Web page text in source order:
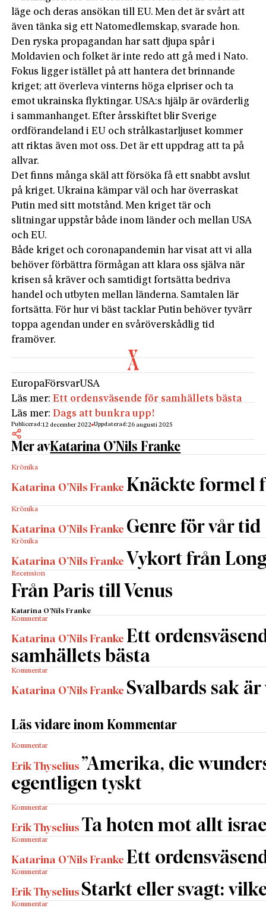
läge och deras ansökan till EU. Men det är svårt att
även tänka sig ett Natomedlemskap, svarade hon.
Den ryska propagandan har satt djupa spår i
Moldavien och folket är inte redo att gå med i Nato.
Fokus ligger istället på att hantera det brinnande
kriget; att överleva vinterns höga elpriser och ta
emot ukrainska flyktingar. USA:s hjälp är ovärderlig
i sammanhanget. Efter årsskiftet blir Sverige
ordförandeland i EU och strålkastarljuset kommer
att riktas även mot oss. Det är ett uppdrag att ta på
allvar.
Det finns många skäl att försöka få ett snabbt avslut
på kriget. Ukraina kämpar väl och har överraskat
Putin med sitt motstånd. Men kriget tär och
slitningar uppstår både inom länder och mellan USA
och EU.
Både kriget och coronapandemin har visat att vi alla
behöver förbättra förmågan att klara oss själva när
krisen så kräver och samtidigt fortsätta bedriva
handel och utbyten mellan länderna. Samtalen lär
fortsätta. För hur vi bäst tacklar Putin behöver tyvärr
toppa agendan under en svåröverskådlig tid
framöver.
EuropaFörsvarUSA
Läs mer:Ett ordensväsende för samhällets bästa
Läs mer:Dags att bunkra upp!
Publicerad:12 december 2022 Uppdaterad:26 augusti 2025
Mer avKatarina O’Nils Franke
Krönika
Katarina O’Nils Franke Knäckte formel
Krönika
Katarina O’Nils Franke Genre för vår tid
Krönika
Katarina O’Nils Franke Vykort från
Recension
Från Paris till Venus
Katarina O’Nils Franke
Kommentar
Katarina O’Nils Franke Ett
samhällets bästa
Kommentar
Katarina O’Nils Franke Svalbards sak är
Läs vidare inom Kommentar
Kommentar
Erik Thyselius ”Amerika, die
egentligen tyskt
Kommentar
Erik Thyselius Ta hoten mot allt
Kommentar
Katarina O’Nils Franke Ett
Kommentar
Erik Thyselius Starkt eller svagt:
Kommentar